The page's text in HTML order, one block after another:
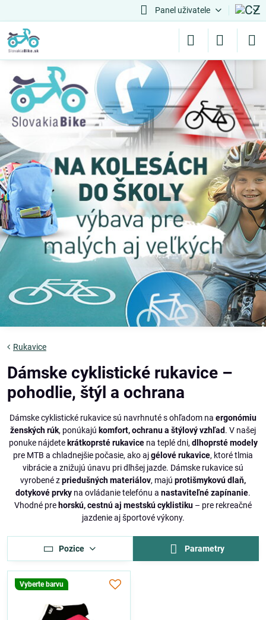
Panel uživatele
Rukavice
Dámske cyklistické rukavice –
pohodlie, štýl a ochrana
Dámske cyklistické rukavice sú navrhnuté s ohľadom na ergonómiu
ženských rúk, ponúkajú komfort, ochranu a štýlový vzhľad. V našej
ponuke nájdete krátkoprsté rukavicena teplé dni, dlhoprsté modely
pre MTB a chladnejšie počasie, ako ajgélové rukavice, ktoré tlmia
vibrácie a znižujú únavu pri dlhšej jazde. Dámske rukavice sú
vyrobené zpriedušných materiálov, majú protišmykovú dlaň,
dotykové prvky na ovládanie telefónu a nastaviteľné zapínanie.
Vhodné pre horskú, cestnú aj mestskú cyklistiku – pre rekreačné
jazdenie aj športové výkony.
Pozice Parametry
Vyberte barvu